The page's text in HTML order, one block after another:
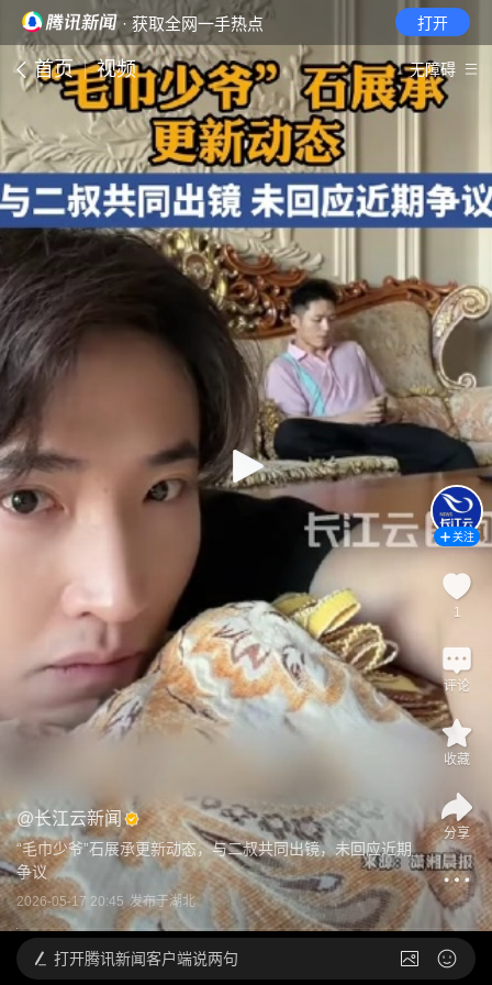
· 获取全网一手热点 打开
首页 视频 无障碍
@长江云新闻
“毛巾少爷”石展承更新动态，与二叔共同出镜，未回应近期
争议
2026-05-17 20:45 发布于湖北
关注
1
评论
收藏
分享
打开腾讯新闻客户端说两句